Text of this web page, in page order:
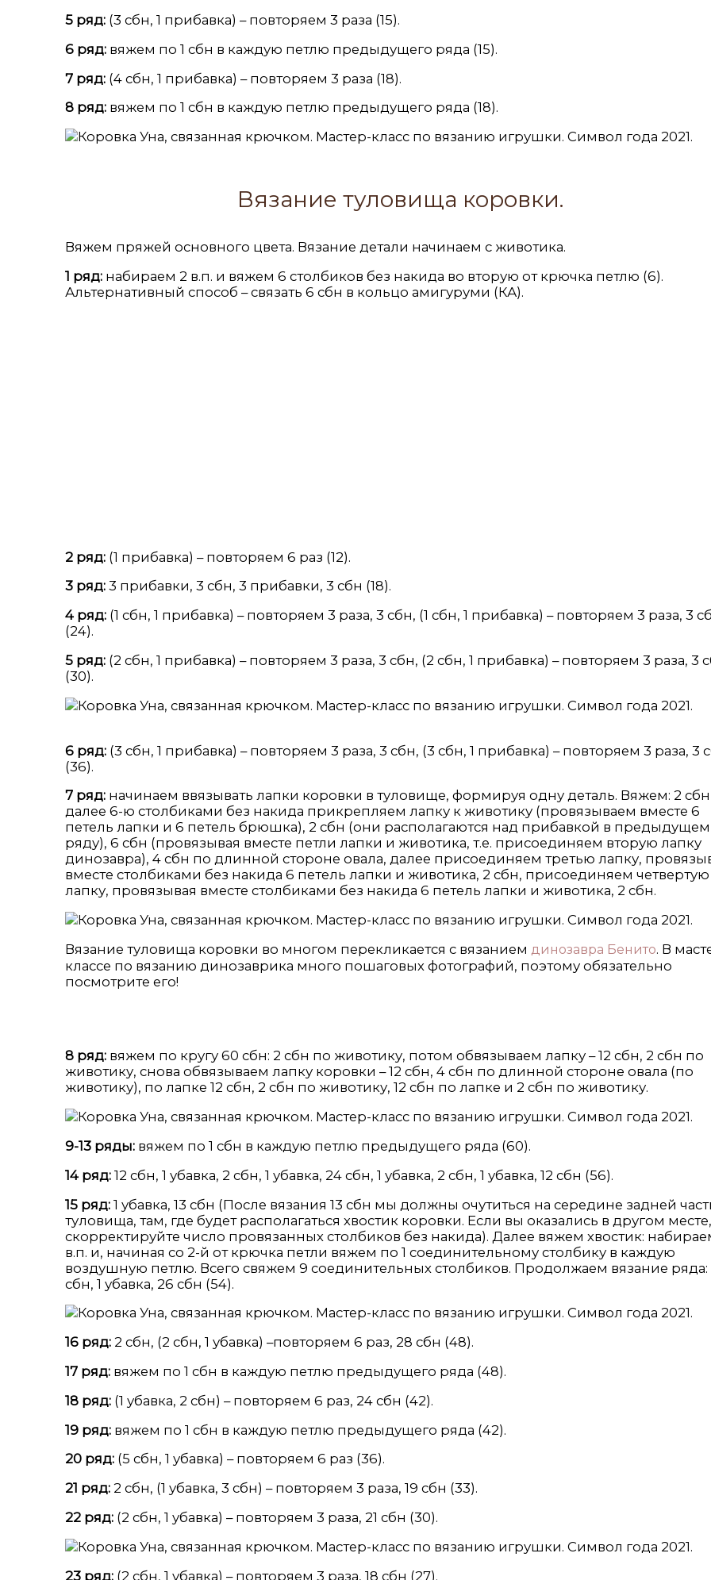
5 ряд: (3 сбн, 1 прибавка) – повторяем 3 раза (15).
6 ряд: вяжем по 1 сбн в каждую петлю предыдущего ряда (15).
7 ряд: (4 сбн, 1 прибавка) – повторяем 3 раза (18).
8 ряд: вяжем по 1 сбн в каждую петлю предыдущего ряда (18).
Вязание туловища коровки.
Вяжем пряжей основного цвета. Вязание детали начинаем с животика.
1 ряд: набираем 2 в.п. и вяжем 6 столбиков без накида во вторую от крючка петлю (6).
Альтернативный способ – связать 6 сбн в кольцо амигуруми (КА).
2 ряд: (1 прибавка) – повторяем 6 раз (12).
3 ряд: 3 прибавки, 3 сбн, 3 прибавки, 3 сбн (18).
4 ряд: (1 сбн, 1 прибавка) – повторяем 3 раза, 3 сбн, (1 сбн, 1 прибавка) – повторяем 3 раза, 3
(24).
5 ряд: (2 сбн, 1 прибавка) – повторяем 3 раза, 3 сбн, (2 сбн, 1 прибавка) – повторяем 3 раза, 3
(30).
6 ряд: (3 сбн, 1 прибавка) – повторяем 3 раза, 3 сбн, (3 сбн, 1 прибавка) – повторяем 3 раза, 3
(36).
7 ряд: начинаем ввязывать лапки коровки в туловище, формируя одну деталь. Вяжем: 2
далее 6-ю столбиками без накида прикрепляем лапку к животику (провязываем вместе 6
петель лапки и 6 петель брюшка), 2 сбн (они располагаются над прибавкой в предыдущем
ряду), 6 сбн (провязывая вместе петли лапки и животика, т.е. присоединяем вторую лапку
динозавра), 4 сбн по длинной стороне овала, далее присоединяем третью лапку,
вместе столбиками без накида 6 петель лапки и животика, 2 сбн, присоединяем четвертую
лапку, провязывая вместе столбиками без накида 6 петель лапки и животика, 2 сбн.
Вязание туловища коровки во многом перекликается с вязанием динозавра Бенито. В
классе по вязанию динозаврика много пошаговых фотографий, поэтому обязательно
посмотрите его!
8 ряд: вяжем по кругу 60 сбн: 2 сбн по животику, потом обвязываем лапку – 12 сбн, 2 сбн по
животику, снова обвязываем лапку коровки – 12 сбн, 4 сбн по длинной стороне овала (по
животику), по лапке 12 сбн, 2 сбн по животику, 12 сбн по лапке и 2 сбн по животику.
9-13 ряды: вяжем по 1 сбн в каждую петлю предыдущего ряда (60).
14 ряд: 12 сбн, 1 убавка, 2 сбн, 1 убавка, 24 сбн, 1 убавка, 2 сбн, 1 убавка, 12 сбн (56).
15 ряд: 1 убавка, 13 сбн (После вязания 13 сбн мы должны очутиться на середине задней
туловища, там, где будет располагаться хвостик коровки. Если вы оказались в другом
скорректируйте число провязанных столбиков без накида). Далее вяжем хвостик:
в.п. и, начиная со 2-й от крючка петли вяжем по 1 соединительному столбику в каждую
воздушную петлю. Всего свяжем 9 соединительных столбиков. Продолжаем вязание ряда:
сбн, 1 убавка, 26 сбн (54).
16 ряд: 2 сбн, (2 сбн, 1 убавка) –повторяем 6 раз, 28 сбн (48).
17 ряд: вяжем по 1 сбн в каждую петлю предыдущего ряда (48).
18 ряд: (1 убавка, 2 сбн) – повторяем 6 раз, 24 сбн (42).
19 ряд: вяжем по 1 сбн в каждую петлю предыдущего ряда (42).
20 ряд: (5 сбн, 1 убавка) – повторяем 6 раз (36).
21 ряд: 2 сбн, (1 убавка, 3 сбн) – повторяем 3 раза, 19 сбн (33).
22 ряд: (2 сбн, 1 убавка) – повторяем 3 раза, 21 сбн (30).
23 ряд: (2 сбн, 1 убавка) – повторяем 3 раза, 18 сбн (27).